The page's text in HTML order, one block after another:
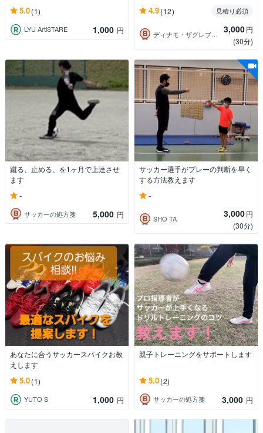
5.0(1)
LYU ArtiSTARE 1,000 円
4.9(12) 見積り必須
ディナモ・ザグレブ公認コーチ はしお 3,000円
(30分)
蹴る、止める、を1ヶ月で上達させ
ます
-
サッカーの処方箋 5,000 円
サッカー選手がプレーの判断を早く
する方法教えます
-
SHO TA 3,000円
(30分)
あなたに合うサッカースパイクお教
えします
5.0(1)
YUTO S 1,000 円
親子トレーニングをサポートします
5.0(2)
サッカーの処方箋 3,000 円